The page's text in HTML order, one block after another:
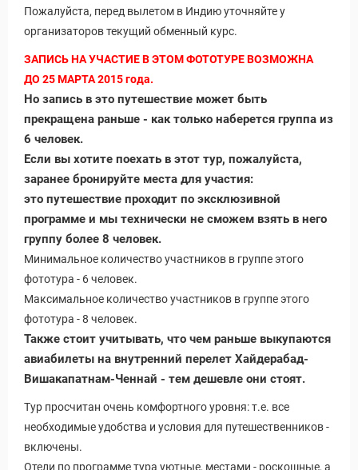
Статьи
Пожалуйста, перед вылетом в Индию уточняйте у
организаторов текущий обменный курс.
ЗАПИСЬ НА УЧАСТИЕ В ЭТОМ ФОТОТУРЕ ВОЗМОЖНА
ДО 25 МАРТА 2015 года.
Но запись в это путешествие может быть
прекращена раньше - как только наберется группа из
6 человек.
Если вы хотите поехать в этот тур, пожалуйста,
заранее бронируйте места для участия:
это путешествие проходит по эксклюзивной
программе и мы технически не сможем взять в него
группу более 8 человек.
Минимальное количество участников в группе этого
фототура - 6 человек.
Максимальное количество участников в группе этого
фототура - 8 человек.
Также стоит учитывать, что чем раньше выкупаются
авиабилеты на внутренний перелет Хайдерабад-
Вишакапатнам-Ченнай - тем дешевле они стоят.
Тур просчитан очень комфортного уровня: т.е. все
необходимые удобства и условия для путешественников -
включены.
Отели по программе тура уютные, местами - роскошные, а